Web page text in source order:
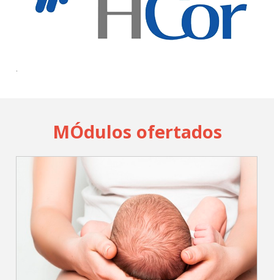
Cadastrar
pt_br
.
MÓdulos ofertados